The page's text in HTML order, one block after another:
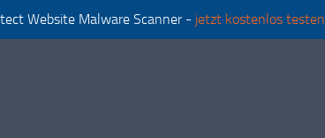
Website Malware Scanner - jetzt kostenlos testen